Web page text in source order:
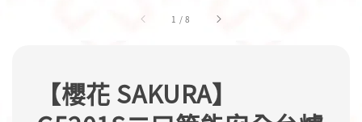
1 /8
【櫻花 SAKURA】